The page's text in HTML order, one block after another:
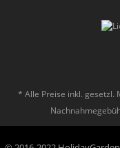
* Alle Preise inkl. gesetzl.